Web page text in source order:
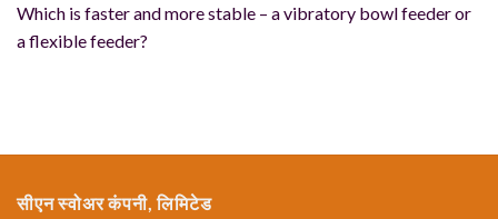
Which is faster and more stable – a vibratory bowl feeder or
a flexible feeder?
सीएन स्वोअर कंपनी, लिमिटेड